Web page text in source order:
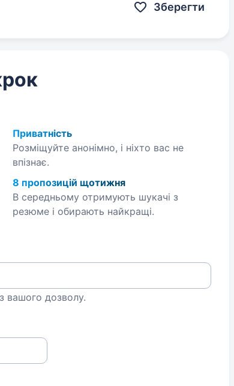
Зберегти
Приватність
Розміщуйте анонімно, і ніхто вас не
впізнає.
8 пропозицій щотижня
В середньому отримують шукачі з
резюме і обирають найкращі.
вашого дозволу.